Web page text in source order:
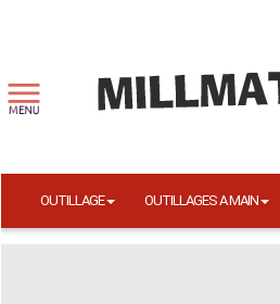
OUTILLAGE OUTILLAGES A MAIN